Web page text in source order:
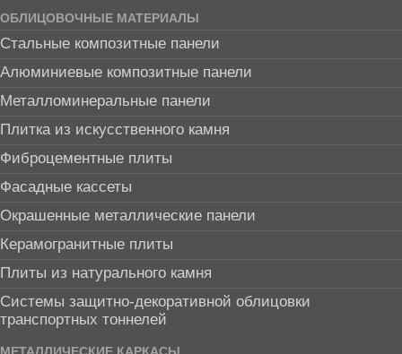
ОБЛИЦОВОЧНЫЕ МАТЕРИАЛЫ
Стальные композитные панели
Алюминиевые композитные панели
Металломинеральные панели
Плитка из искусственного камня
Фиброцементные плиты
Фасадные кассеты
Окрашенные металлические панели
Керамогранитные плиты
Плиты из натурального камня
Системы защитно-декоративной облицовки
транспортных тоннелей
МЕТАЛЛИЧЕСКИЕ КАРКАСЫ